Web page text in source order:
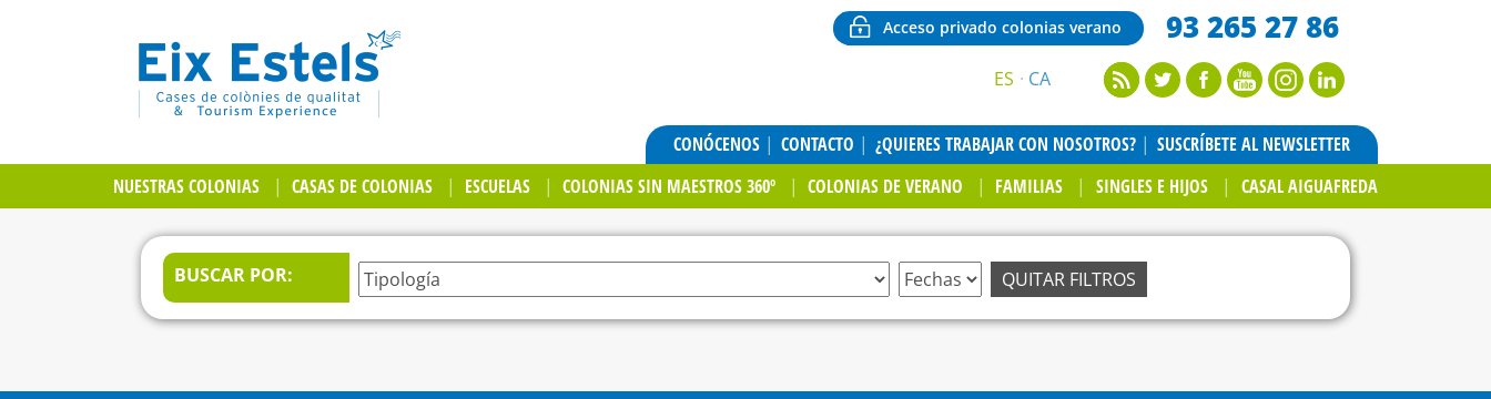
Acceso privado colonias verano 93 265 27 86
ES CA
CONÓCENOS CONTACTO ¿QUIERES TRABAJAR CON NOSOTROS?
SUSCRÍBETE AL NEWSLETTER
NUESTRAS COLONIAS
CASAS DE COLONIAS ESCUELAS COLONIAS SIN MAESTROS 360º COLONIAS DE VERANO FAMILIAS SINGLES E HIJOS CASAL AIGUAFREDA
BUSCAR POR: QUITAR FILTROS